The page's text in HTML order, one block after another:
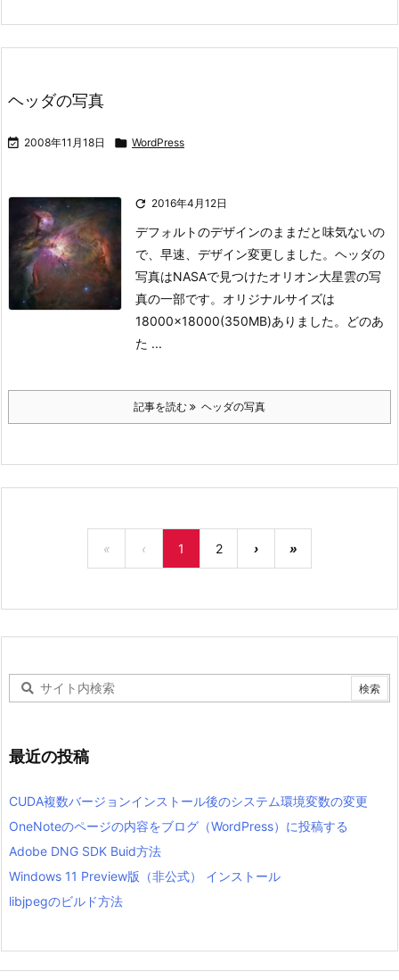
ヘッダの写真
 2008年11月18日  WordPress
 2016年4月12日
デフォルトのデザインのままだと味気ないの
で、早速、デザイン変更しました。 ヘッダの
写真はNASAで見つけたオリオン大星雲の写
真の一部です。オリジナルサイズは
18000×18000(350MB)ありました。どのあ
た ...
記事を読む ヘッダの写真
« ‹ 1 2 › »
最近の投稿
CUDA複数バージョンインストール後のシステム環境変数の変更
OneNoteのページの内容をブログ（WordPress）に投稿する
Adobe DNG SDK Buid方法
Windows 11 Preview版（非公式） インストール
libjpegのビルド方法